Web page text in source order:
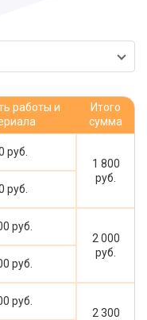
работы и
Итого
сумма
руб.
1 800
руб.
руб.
руб.
2 000
руб.
руб.
руб.
2 300